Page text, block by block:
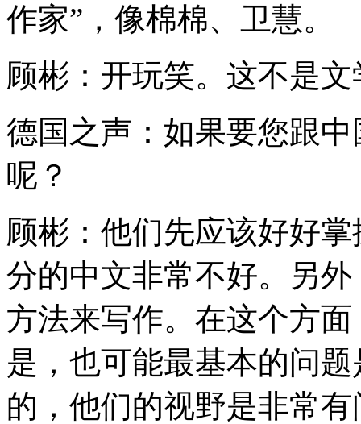
作家”，像棉棉、卫慧。
顾彬：开玩笑。这不是
德国之声：如果要您跟
呢？
顾彬：他们先应该好好
分的中文非常不好。另
方法来写作。在这个方
是，也可能最基本的问
的，他们的视野是非常